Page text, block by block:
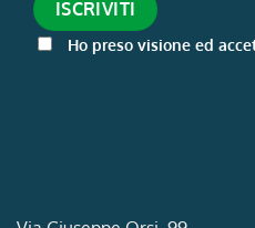
Ho preso visione ed